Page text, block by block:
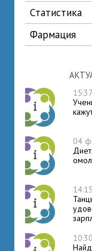
статистика
фармация
15:37
04
14:15
10:30